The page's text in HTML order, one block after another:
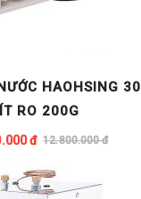
HAOHSING 30
RO 200G
đ 12.800.000 đ